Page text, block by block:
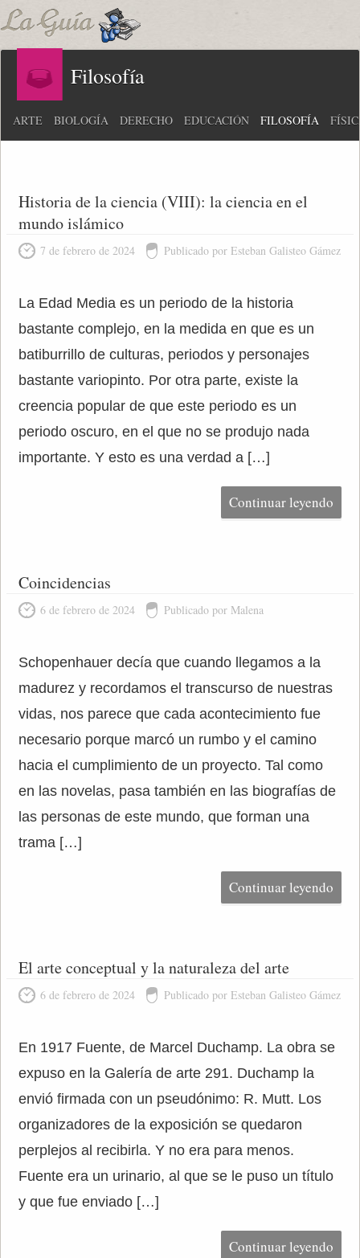
Filosofía
ARTE BIOLOGÍA DERECHO EDUCACIÓN FILOSOFÍA
Historia de la ciencia (VIII): la ciencia en el
mundo islámico
7 de febrero de 2024 Publicado por Esteban Galisteo Gámez
La Edad Media es un periodo de la historia
bastante complejo, en la medida en que es un
batiburrillo de culturas, periodos y personajes
bastante variopinto. Por otra parte, existe la
creencia popular de que este periodo es un
periodo oscuro, en el que no se produjo nada
importante. Y esto es una verdad a […]
Continuar leyendo
Coincidencias
6 de febrero de 2024 Publicado por Malena
Schopenhauer decía que cuando llegamos a la
madurez y recordamos el transcurso de nuestras
vidas, nos parece que cada acontecimiento fue
necesario porque marcó un rumbo y el camino
hacia el cumplimiento de un proyecto. Tal como
en las novelas, pasa también en las biografías de
las personas de este mundo, que forman una
trama […]
Continuar leyendo
El arte conceptual y la naturaleza del arte
6 de febrero de 2024 Publicado por Esteban Galisteo Gámez
En 1917 Fuente, de Marcel Duchamp. La obra se
expuso en la Galería de arte 291. Duchamp la
envió firmada con un pseudónimo: R. Mutt. Los
organizadores de la exposición se quedaron
perplejos al recibirla. Y no era para menos.
Fuente era un urinario, al que se le puso un título
y que fue enviado […]
Continuar leyendo